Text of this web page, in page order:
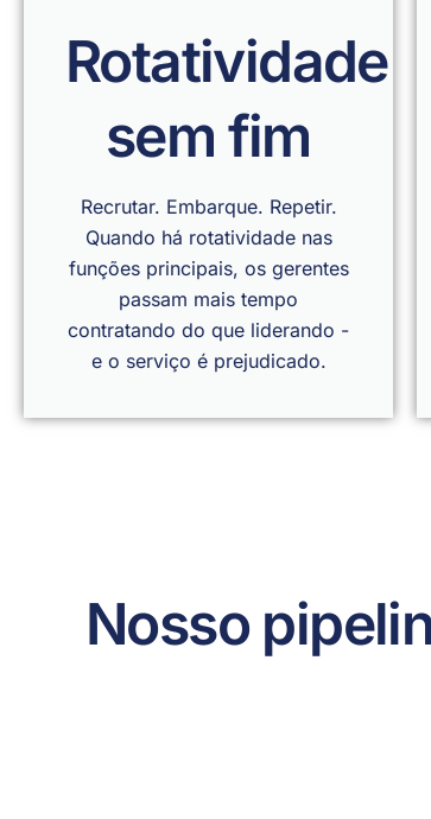
Rotatividade
sem fim
Recrutar. Embarque. Repetir.
Quando há rotatividade nas
funções principais, os gerentes
passam mais tempo
contratando do que liderando -
e o serviço é prejudicado.
Nosso